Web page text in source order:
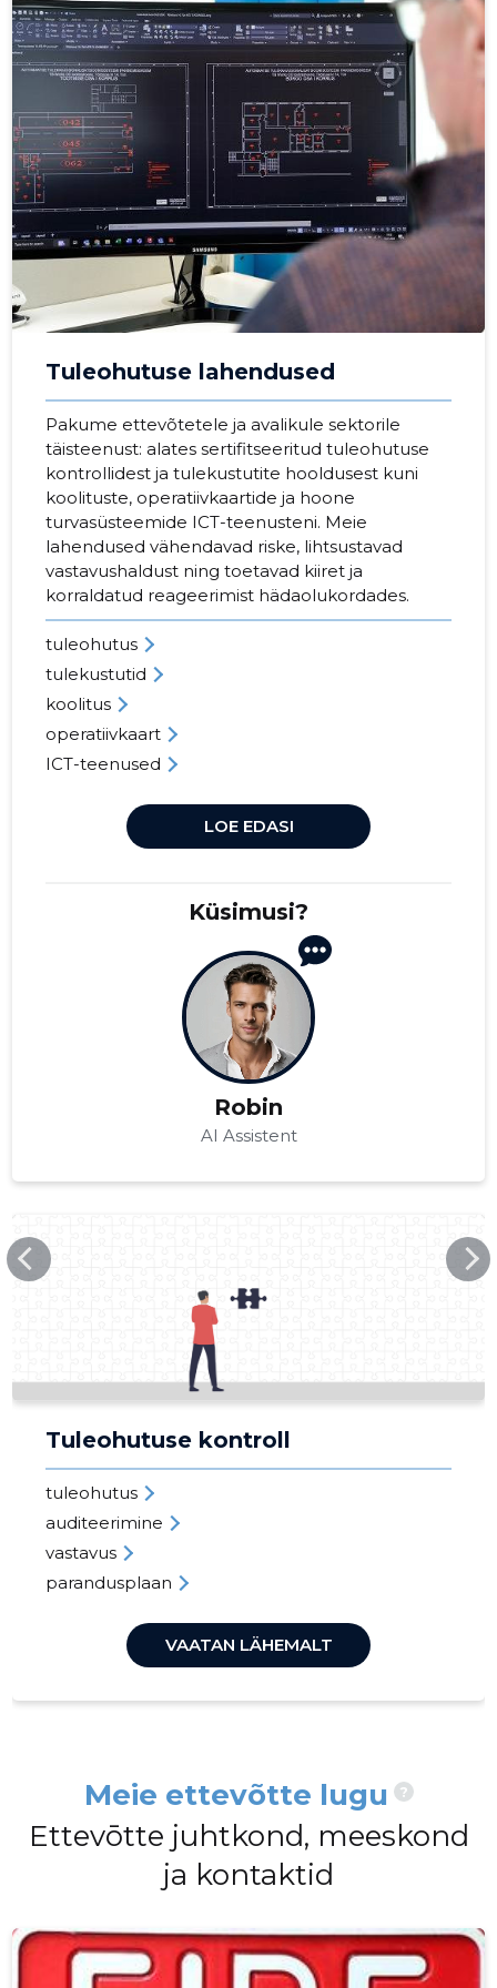
Tuleohutuse lahendused
Pakume ettevõtetele ja avalikule sektorile
täisteenust: alates sertifitseeritud tuleohutuse
kontrollidest ja tulekustutite hooldusest kuni
koolituste, operatiivkaartide ja hoone
turvasüsteemide ICT-teenusteni. Meie
lahendused vähendavad riske, lihtsustavad
vastavushaldust ning toetavad kiiret ja
korraldatud reageerimist hädaolukordades.
tuleohutus
tulekustutid
koolitus
operatiivkaart
ICT-teenused
LOE EDASI
Küsimusi?
Robin
AI Assistent
Tuleohutuse kontroll
tuleohutus
auditeerimine
vastavus
parandusplaan
VAATAN LÄHEMALT
Meie ettevõtte lugu ?
Ettevōtte juhtkond, meeskond
ja kontaktid